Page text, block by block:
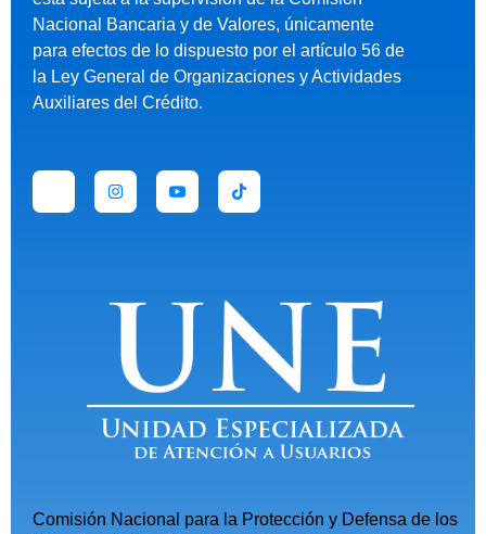
Nacional Bancaria y de Valores, únicamente
para efectos de lo dispuesto por el artículo 56 de
la Ley General de Organizaciones y Actividades
Auxiliares del Crédito.
Comisión Nacional para la Protección y Defensa de los